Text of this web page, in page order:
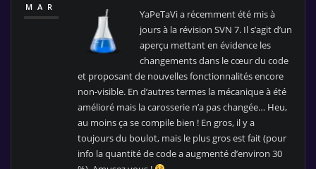
MAR
YaPeTaVi a récemment été mis à
jours à la révision SVN 7. Il s’agit d’un
aperçu mettant en évidence les
changements dans le cœur du code
et proposant de nouvelles fonctionnalités encore
non-visible. En d’autres termes la mécanique à été
amélioré mais la carosserie n’a pas changée… Heu,
au moins ça se compile bien ! En gros, il y a
toujours du boulot, mais le plus gros est fait (pour
info la quantité de code a augmenté d’environ 30